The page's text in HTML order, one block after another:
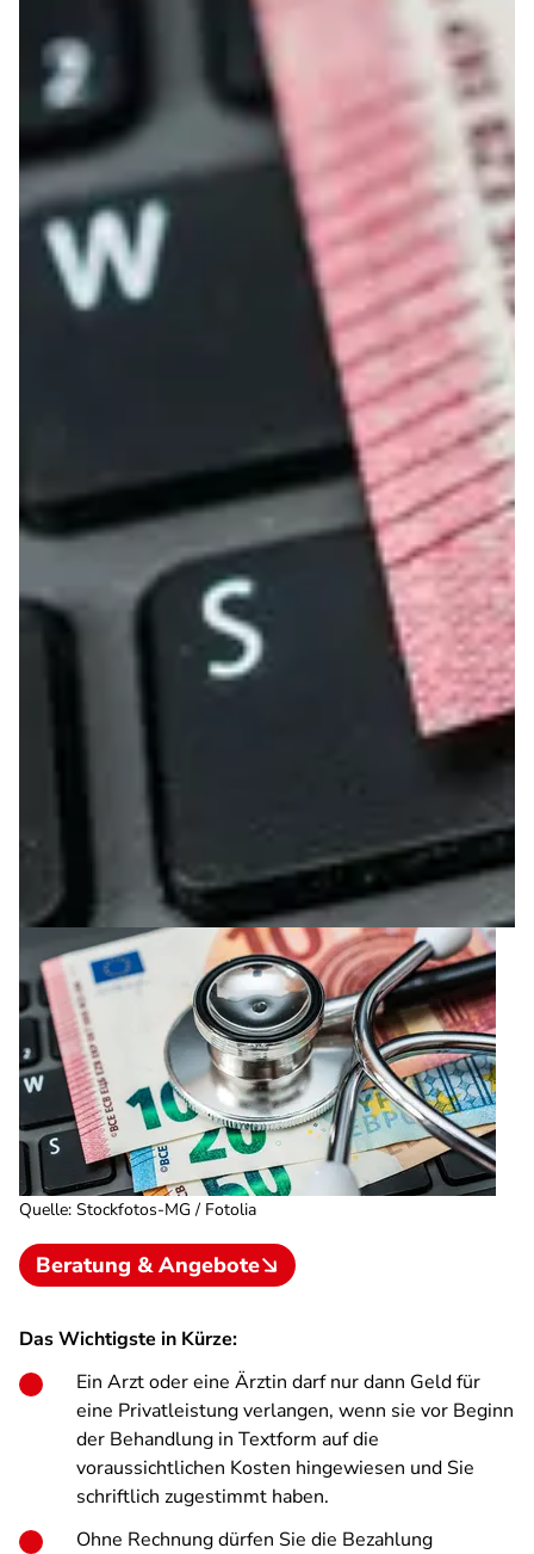
Quelle: Stockfotos-MG / Fotolia
Beratung & Angebote
Das Wichtigste in Kürze:
Ein Arzt oder eine Ärztin darf nur dann Geld für
eine Privatleistung verlangen, wenn sie vor Beginn
der Behandlung in Textform auf die
voraussichtlichen Kosten hingewiesen und Sie
schriftlich zugestimmt haben.
Ohne Rechnung dürfen Sie die Bezahlung